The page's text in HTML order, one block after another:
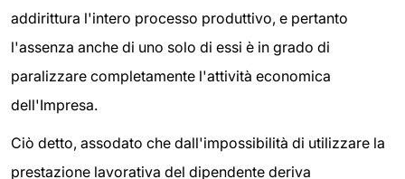
addirittura l'intero processo produttivo, e pertanto
l'assenza anche di uno solo di essi è in grado di
paralizzare completamente l'attività economica
dell'Impresa.
Ciò detto, assodato che dall'impossibilità di utilizzare la
prestazione lavorativa del dipendente deriva